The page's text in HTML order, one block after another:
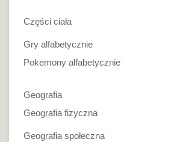
Części ciała
Gry alfabetycznie
Pokemony alfabetycznie
Geografia
Geografia fizyczna
Geografia społeczna